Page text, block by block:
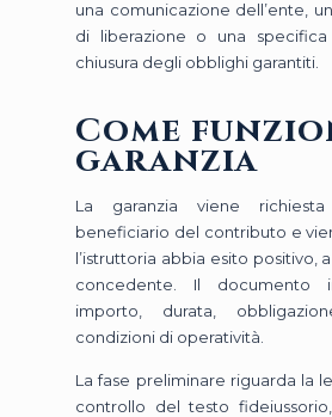
una comunicazione dell’ente,
di liberazione o una
chiusura degli obblighi garantiti.
Come
garanzia
La garanzia viene
beneficiario del contributo e
l’istruttoria abbia esito positivo,
concedente. Il documento
importo, durata,
condizioni di operatività.
La fase preliminare riguarda la
controllo del testo